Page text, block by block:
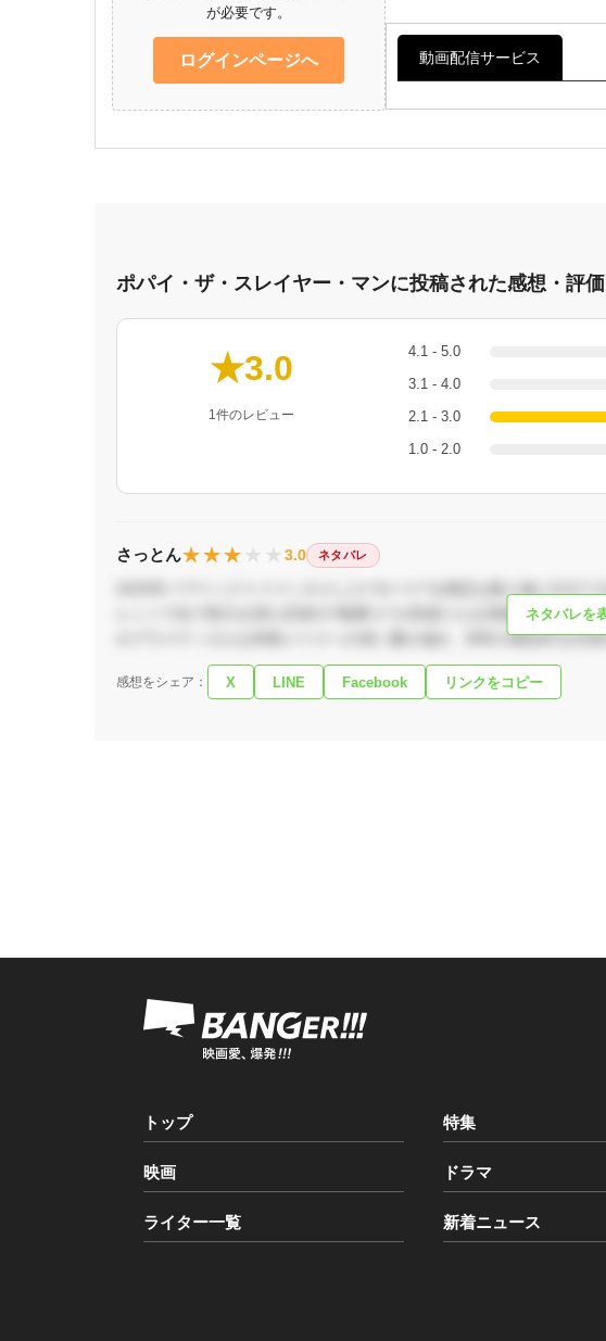
が必要です。
ログインページへ 動画配信サービス
ポパイ・ザ・スレイヤー・マンに投稿された感想・評価
★3.0
1件のレビュー
4.1 - 5.0
3.1 - 4.0
2.1 - 3.0
1.0 - 2.0
さっとん★★★★★
★★★★★ 3.0 ネタバレ
ネタバレを
レンソウ缶で怪力を得た巨体の\"船乗り\"が若者たちを四肢切断・缶詰
のプラクティカルな特殊メイクへの深い愛が溢れ、同年の類似作を圧倒
感想をシェア： X LINE Facebook リンクをコピー
トップ 特集
映画 ドラマ
ライター一覧 新着ニュース